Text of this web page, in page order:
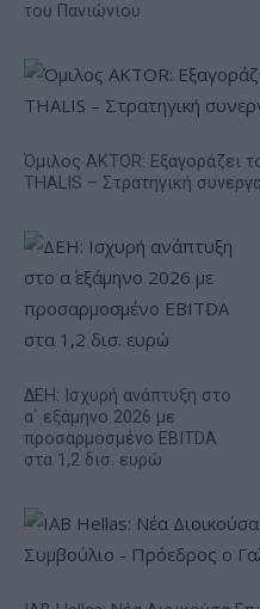
του Πανιώνιου
Όμιλος AKTOR: Εξαγοράζει
THALIS – Στρατηγική
ΔΕΗ: Ισχυρή ανάπτυξη στο
α΄ εξάμηνο 2026 με
προσαρμοσμένο EBITDA
στα 1,2 δισ. ευρώ